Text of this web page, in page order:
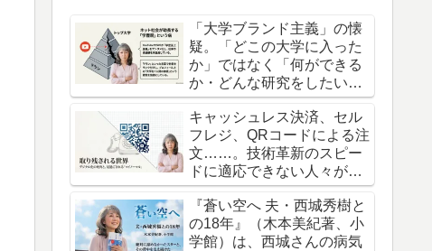
「大学ブランド主義」の懐
疑。「どこの大学に入った
か」ではなく「何ができる
か・どんな研究をしたい
か」を大切にした進路選び
へ。
キャッシュレス決済、セル
フレジ、QRコードによる注
文……。技術革新のスピー
ドに適応できない人々が置
き去りにされていく現実。
『蒼い空へ 夫・西城秀樹と
の18年』（木本美紀著、小
学館）は、西城さんの病気